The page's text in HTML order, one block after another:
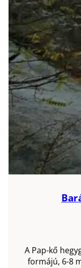
A Pap-kő
formájú, 6-8